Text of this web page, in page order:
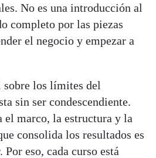
No es una introducción al
completo por las piezas
el negocio y empezar a
sobre los límites del
sin ser condescendiente.
el marco, la estructura y la
consolida los resultados es
eso, cada curso está